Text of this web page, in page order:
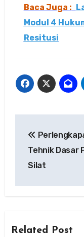
Baca Juga :
Modul 4
Resitusi
pos
Tehnik Dasar
Silat
Related Post